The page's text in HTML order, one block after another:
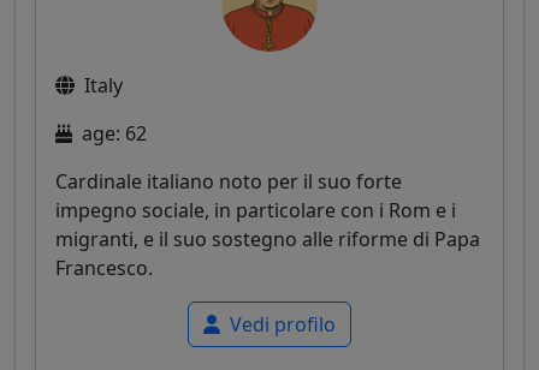
Italy
age: 62
Cardinale italiano noto per il suo forte
impegno sociale, in particolare con i Rom e i
migranti, e il suo sostegno alle riforme di Papa
Francesco.
Vedi profilo